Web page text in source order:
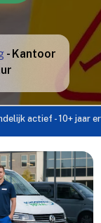
- Kantoor
- 10+ jaar ervaring -